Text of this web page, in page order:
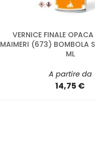
VERNICE FINALE
MAIMERI (673) BOMBOLA
ML
A partire da
14,75 €